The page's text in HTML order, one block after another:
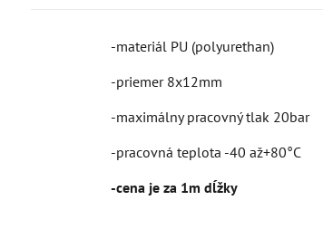
-materiál PU (polyurethan)
-priemer 8x12mm
-maximálny pracovný tlak 20bar
-pracovná teplota -40 až+80°C
-cena je za 1m dĺžky